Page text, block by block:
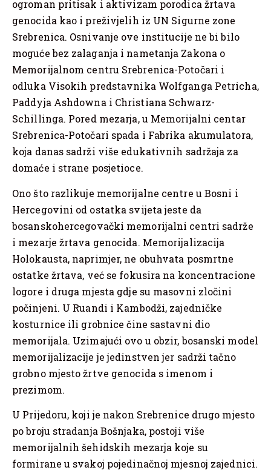
ogroman pritisak i aktivizam porodica žrtava
genocida kao i preživjelih iz UN Sigurne zone
Srebrenica. Osnivanje ove institucije ne bi bilo
moguće bez zalaganja i nametanja Zakona o
Memorijalnom centru Srebrenica-Potočari i
odluka Visokih predstavnika Wolfganga Petricha,
Paddyja Ashdowna i Christiana Schwarz-
Schillinga. Pored mezarja, u Memorijalni centar
Srebrenica-Potočari spada i Fabrika akumulatora,
koja danas sadrži više edukativnih sadržaja za
domaće i strane posjetioce.
Ono što razlikuje memorijalne centre u Bosni i
Hercegovini od ostatka svijeta jeste da
bosanskohercegovački memorijalni centri sadrže
i mezarje žrtava genocida. Memorijalizacija
Holokausta, naprimjer, ne obuhvata posmrtne
ostatke žrtava, već se fokusira na koncentracione
logore i druga mjesta gdje su masovni zločini
počinjeni. U Ruandi i Kambodži, zajedničke
kosturnice ili grobnice čine sastavni dio
memorijala. Uzimajući ovo u obzir, bosanski model
memorijalizacije je jedinstven jer sadrži tačno
grobno mjesto žrtve genocida s imenom i
prezimom.
U Prijedoru, koji je nakon Srebrenice drugo mjesto
po broju stradanja Bošnjaka, postoji više
memorijalnih šehidskih mezarja koje su
formirane u svakoj pojedinačnoj mjesnoj zajednici.